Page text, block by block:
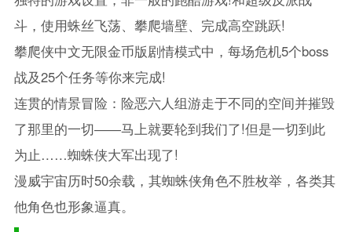
斗，使用蛛丝飞荡、攀爬墙壁、完成高空跳跃!
攀爬侠中文无限金币版剧情模式中，每场危机5个boss
战及25个任务等你来完成!
连贯的情景冒险：险恶六人组游走于不同的空间并摧毁
了那里的一切――马上就要轮到我们了!但是一切到此
为止……蜘蛛侠大军出现了!
漫威宇宙历时50余载，其蜘蛛侠角色不胜枚举，各类其
他角色也形象逼真。